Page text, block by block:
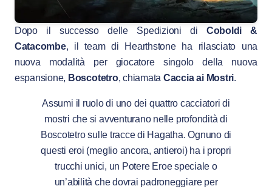
Dopo il successo delle Spedizioni di Coboldi &
Catacombe, il team di Hearthstone ha rilasciato una
nuova modalità per giocatore singolo della nuova
espansione, Boscotetro, chiamata Caccia ai Mostri.
Assumi il ruolo di uno dei quattro cacciatori di
mostri che si avventurano nelle profondità di
Boscotetro sulle tracce di Hagatha. Ognuno di
questi eroi (meglio ancora, antieroi) ha i propri
trucchi unici, un Potere Eroe speciale o
un’abilità che dovrai padroneggiare per